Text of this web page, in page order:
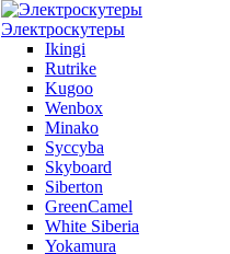
Электроскутеры
Ikingi
Rutrike
Kugoo
Wenbox
Minako
Syccyba
Skyboard
Siberton
GreenCamel
White Siberia
Yokamura